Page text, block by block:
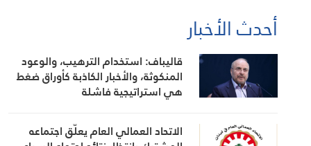
أحدث الأخبار
قاليباف: استخدام الترهيب، والوعود
المنكوثة، والأخبار الكاذبة كأوراق ضغط
هي استراتيجية فاشلة
الاتحاد العمالي العام يعلّق اجتماعه